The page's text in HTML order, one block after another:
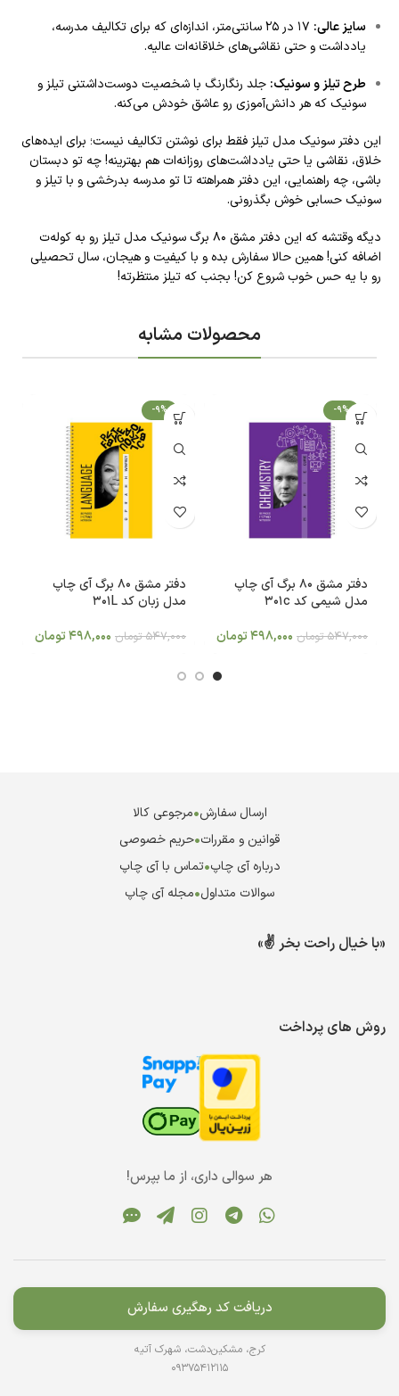
سایز عالی:
17 در 25 سانتی‌متر، اندازه‌ای که برای تکالیف مدرسه،
یادداشت و حتی نقاشی‌های خلاقانه‌ات عالیه.
طرح تیلز و سونیک: جلد رنگارنگ با شخصیت دوست‌داشتنی تیلز و
سونیک که هر دانش‌آموزی رو عاشق خودش می‌کنه.
این دفتر سونیک مدل تیلز فقط برای نوشتن تکالیف نیست؛ برای ایده‌های
خلاق، نقاشی یا حتی یادداشت‌های روزانه‌ات هم بهترینه! چه تو دبستان
باشی، چه راهنمایی، این دفتر همراهته تا تو مدرسه بدرخشی و با تیلز و
سونیک حسابی خوش بگذرونی.
دیگه وقتشه که این دفتر مشق 80 برگ سونیک مدل تیلز رو به کوله‌ت
اضافه کنی! همین حالا سفارش بده و با کیفیت و هیجان، سال تحصیلی
رو با یه حس خوب شروع کن! بجنب که تیلز منتظرته!
محصولات مشابه
-9%
دفتر مشق 80 برگ آی چاپ
مدل شیمی کد 301c
547,000 تومان 498,000تومان
-9%
دفتر مشق 80 برگ آی چاپ
مدل زبان کد 301L
547,000 تومان 498,000تومان
ارسال سفارش•مرجوعی کالا
قوانین و مقررات•حریم خصوصی
درباره آی چاپ•تماس با آی چاپ
سوالات متداول•مجله آی چاپ
«با خیال راحت بخر ✌️»
روش های پرداخت
هر سوالی داری، از ما بپرس!
دریافت کد رهگیری سفارش
کرج، مشکین‌دشت، شهرک آتیه
09375412115